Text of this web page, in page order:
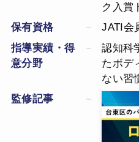
ク入賞
保有資格
JATI会
指導実績・得
意分野
認知科
たボデ
ない習
監修記事